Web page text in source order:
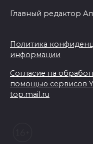
Главный редактор
Политика
информации
Согласие на
помощью сервисов
top.mail.ru